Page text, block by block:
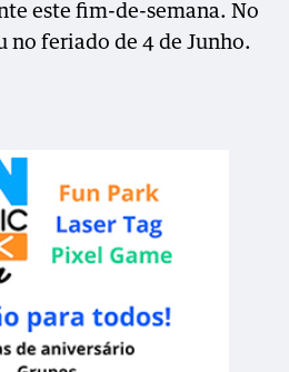
este fim-de-semana. No
no feriado de 4 de Junho.